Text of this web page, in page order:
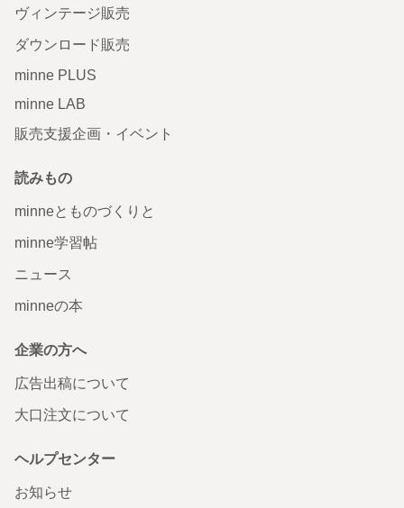
ヴィンテージ販売
ダウンロード販売
minne PLUS
minne LAB
販売支援企画・イベント
読みもの
minneとものづくりと
minne学習帖
ニュース
minneの本
企業の方へ
広告出稿について
大口注文について
ヘルプセンター
お知らせ